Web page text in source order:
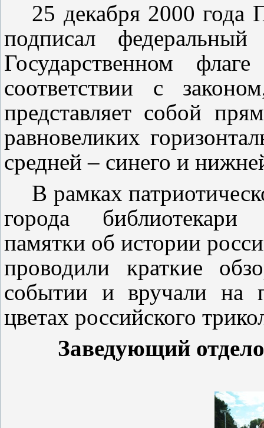
25 декабря 2000
подписал
Государственном
соответствии с
представляет собой
равновеликих
средней – синего и
В рамках
города библиотекари
памятки об истории
проводили краткие
событии и вручали на
цветах российского
Заведующий